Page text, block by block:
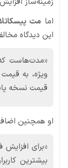
اما مت پیسکاتلا
این دیدگاه
«مدت‌هاست
قیمت نسخه
او همچنین
«برای افزایش
بیشترین